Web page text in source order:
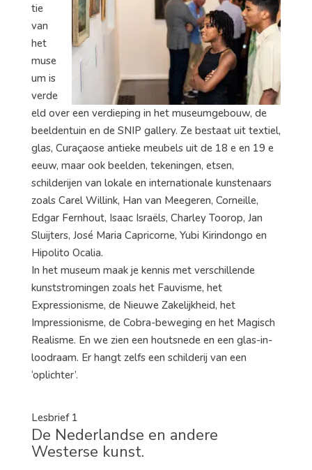
tie
van
het
muse
um is
verde
eld over een verdieping in het museumgebouw, de
beeldentuin en de SNIP gallery. Ze bestaat uit textiel,
glas, Curaçaose antieke meubels uit de 18 e en 19 e
eeuw, maar ook beelden, tekeningen, etsen,
schilderijen van lokale en internationale kunstenaars
zoals Carel Willink, Han van Meegeren, Corneille,
Edgar Fernhout, Isaac Israëls, Charley Toorop, Jan
Sluijters, José Maria Capricorne, Yubi Kirindongo en
Hipolito Ocalia.
In het museum maak je kennis met verschillende
kunststromingen zoals het Fauvisme, het
Expressionisme, de Nieuwe Zakelijkheid, het
Impressionisme, de Cobra-beweging en het Magisch
Realisme. En we zien een houtsnede en een glas-in-
loodraam. Er hangt zelfs een schilderij van een
‘oplichter’.
Lesbrief 1
De Nederlandse en andere
Westerse kunst.